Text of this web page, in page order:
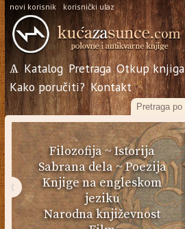
novi korisnik korisnički ulaz
Ѧ Katalog Pretraga Otkup knjiga
Kako poručiti? Kontakt
Filozofija~Istorija
Sabrana dela~Poezija
Knjige na engleskom
jeziku
Narodna književnost
‹